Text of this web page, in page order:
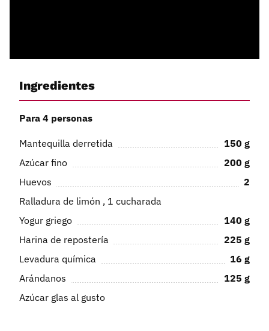
Ingredientes
Para 4 personas
Mantequilla derretida 150 g
Azúcar fino
200 g
Huevos
2
Ralladura de limón , 1 cucharada
Yogur griego
140 g
Harina de repostería
225 g
Levadura química
16 g
Arándanos
125 g
Azúcar glas al gusto